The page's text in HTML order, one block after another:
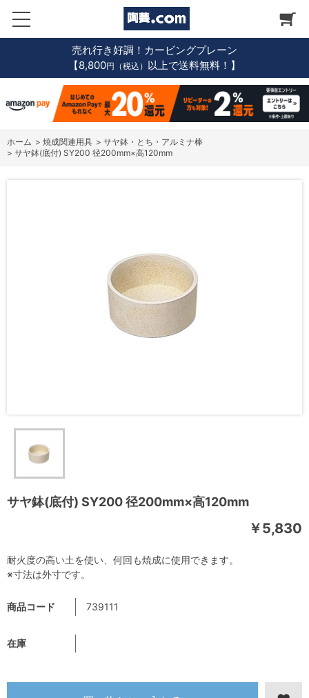
売れ行き好調！カービングプレーン
【8,800円（税込） 以上で送料無料！】
ホーム > 焼成関連用具 > サヤ鉢・とち・アルミナ棒
> サヤ鉢(底付) SY200 径200mm×高120mm
サヤ鉢(底付) SY200 径200mm×高120mm
￥5,830
商品コード 739111
在庫
耐火度の高い土を使い、何回も焼成に使用できます。
※寸法は外寸です。